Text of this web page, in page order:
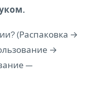
(Распаковка →
→
—